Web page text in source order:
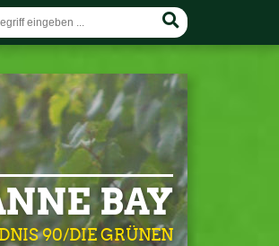
BAY
90/DIE GRÜNEN